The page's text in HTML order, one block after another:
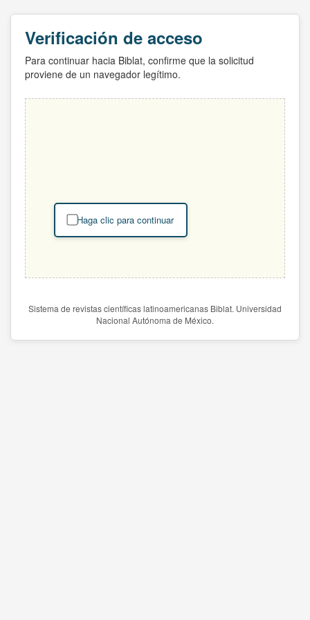
Verificación de acceso
Para continuar hacia Biblat, confirme que la solicitud
proviene de un navegador legítimo.
Haga clic para continuar
Sistema de revistas científicas latinoamericanas Biblat. Universidad
Nacional Autónoma de México.